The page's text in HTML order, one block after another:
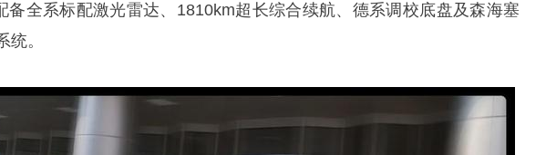
备全系标配激光雷达、1810km超长综合续航、德系调校底盘及森海塞
统。